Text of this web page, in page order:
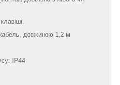
довжиною 1,2 м
IP44